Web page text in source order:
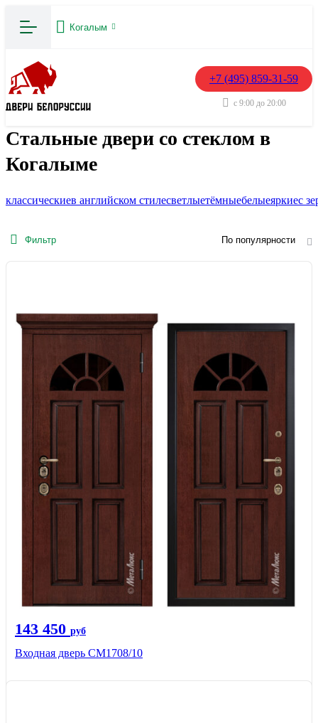
Когалым
+7 (495) 859-31-59
с 9:00 до 20:00
Стальные двери со стеклом в
Когалыме
классическиев английском стилесветлыетёмныебелыеяркиес
Фильтр По популярности
143 450 руб
Входная дверь CМ1708/10